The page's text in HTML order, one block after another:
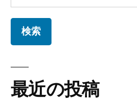
シ
ョ
索:
最近の投稿